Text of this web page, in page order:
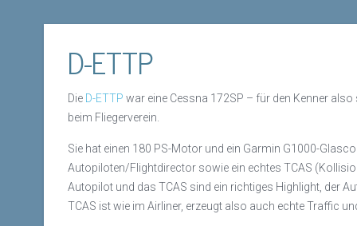
D-ETTP
Die D-ETTP war eine Cessna 172SP – für den Kenner
beim Fliegerverein.
Sie hat einen 180 PS-Motor und ein Garmin G1000-
Autopiloten/Flightdirector sowie ein echtes TCAS
Autopilot und das TCAS sind ein richtiges Highlight, der
TCAS ist wie im Airliner, erzeugt also auch echte Traffic